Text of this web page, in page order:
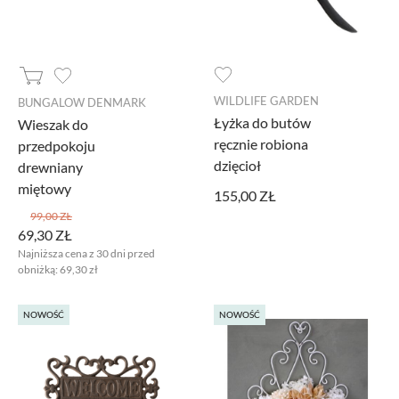
BUNGALOW DENMARK
Wieszak do
przedpokoju
drewniany
miętowy
69,30 ZŁ
99,00 ZŁ
Najniższa cena z 30 dni przed
obniżką: 69,30 zł
WILDLIFE GARDEN
Łyżka do butów
ręcznie robiona
dzięcioł
155,00 ZŁ
NOWOŚĆ NOWOŚĆ